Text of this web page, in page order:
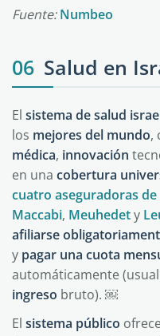
Fuente: Numbeo
06 Salud en
El sistema de salud
los mejores del mundo,
médica, innovación
en una cobertura
cuatro aseguradoras de
Maccabi, Meuhedety
afiliarse
y pagar una cuota
automáticamente
ingreso bruto). ￼
El sistema público